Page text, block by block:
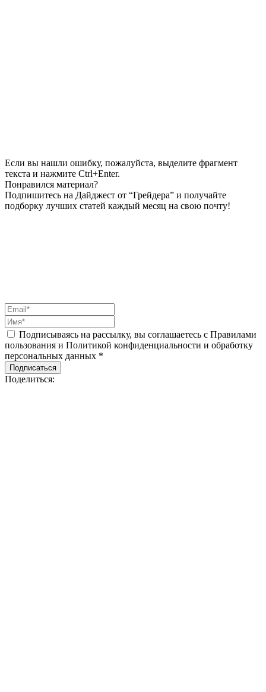
Если вы нашли ошибку, пожалуйста, выделите фрагмент
текста и нажмите Ctrl+Enter.
Понравился материал?
Подпишитесь на Дайджест от “Грейдера” и получайте
подборку лучших статей каждый месяц на свою почту!
Подписываясь на рассылку, вы соглашаетесь с Правилами
пользования и Политикой конфиденциальности и обработку
персональных данных *
Подписаться
Поделиться: